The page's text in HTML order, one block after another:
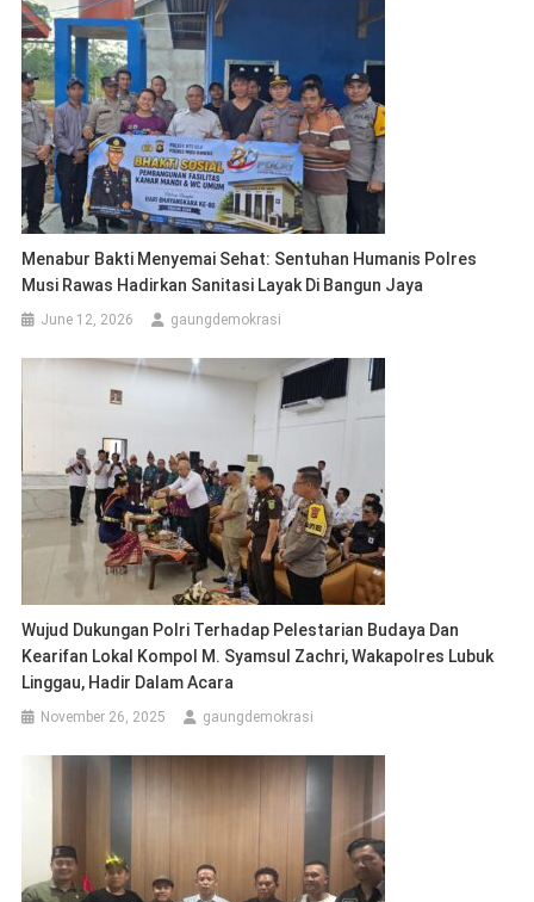
Menabur Bakti Menyemai Sehat: Sentuhan Humanis Polres
Musi Rawas Hadirkan Sanitasi Layak Di Bangun Jaya
June 12, 2026 gaungdemokrasi
Wujud Dukungan Polri Terhadap Pelestarian Budaya Dan
Kearifan Lokal Kompol M. Syamsul Zachri, Wakapolres Lubuk
Linggau, Hadir Dalam Acara
November 26, 2025 gaungdemokrasi